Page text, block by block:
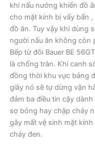
khi nấu nướng khiến đồ
cho mặt kính bị vấy bẩn
đồ ăn. Tuy vậy khi dùng
người nấu ăn không còn
Bếp từ đôi Bauer BE
là chống tràn. Khi canh
đồng thời khu vực bảng
giây nó sẽ tự dừng vận
đảm ba điều tin cậy
sợ bỏng hay chập cháy
gây mất vệ sinh mặt
cháy đen.